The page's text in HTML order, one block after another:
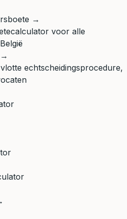
→
voor alle
→
echtscheidingsprocedure,